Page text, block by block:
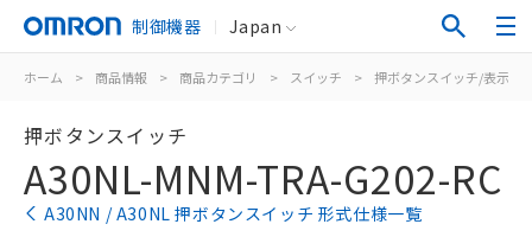
制御機器 Japan
ホーム > 商品情報 > 商品カテゴリ > スイッチ > 押ボタンスイッチ/表示灯
押ボタンスイッチ
A30NL-MNM-TRA-G202-RC
A30NN / A30NL 押ボタンスイッチ 形式仕様一覧